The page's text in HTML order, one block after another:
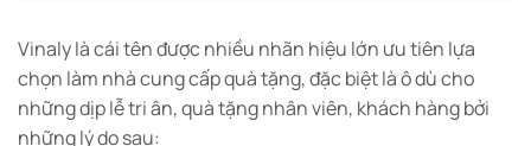
Vinaly là cái tên được nhiều nhãn hiệu lớn ưu tiên lựa
chọn làm nhà cung cấp quà tặng, đặc biệt là ô dù cho
những dịp lễ tri ân, quà tặng nhân viên, khách hàng bởi
những lý do sau: